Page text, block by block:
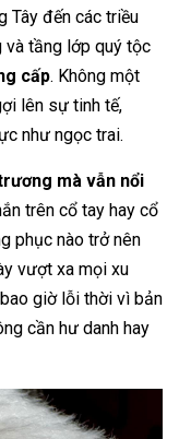
Tây đến các triều
tầng lớp quý tộc
cấp. Không một
lên sự tinh tế,
như ngọc trai.
mà vẫn nổi
trên cổ tay hay cổ
phục nào trở nên
vượt xa mọi xu
giờ lỗi thời vì bản
cần hư danh hay